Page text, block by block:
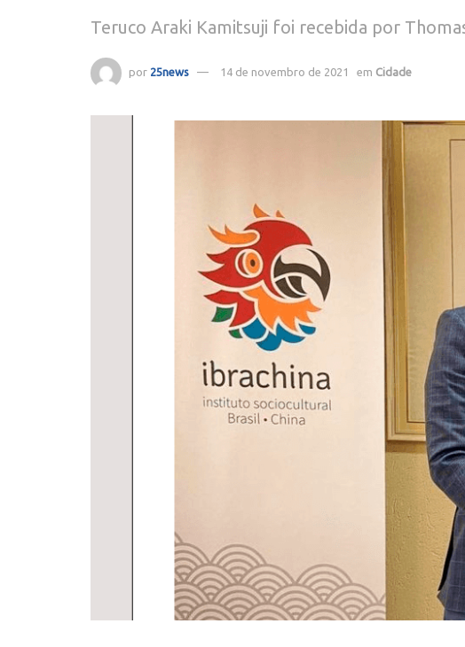
Teruco Araki Kamitsuji foi recebida por
por 25news 14 de novembro de 2021 em Cidade